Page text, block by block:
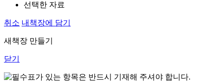
선택한 자료
취소 내책장에 담기
새책장 만들기
닫기
표가 있는 항목은 반드시 기재해 주셔야 합니다.